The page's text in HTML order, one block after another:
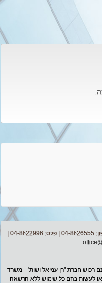
רכוש חברת "רן עמיאל ושות' – משרד
ו/או לעשות בהם כל שימוש ללא הרשאה